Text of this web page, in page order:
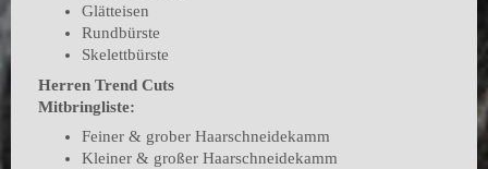
Glätteisen
Rundbürste
Skelettbürste
Herren Trend Cuts
Mitbringliste:
Feiner & grober Haarschneidekamm
Kleiner & großer Haarschneidekamm